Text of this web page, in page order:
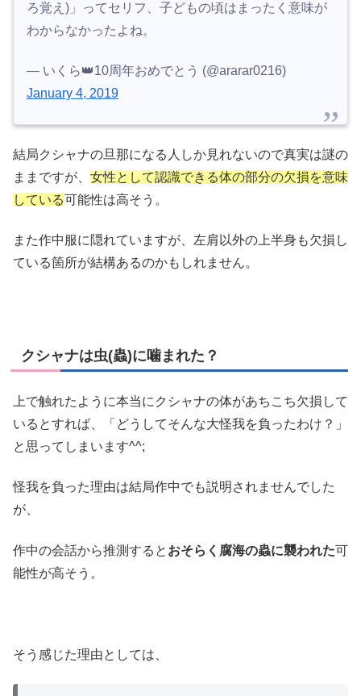
ろ覚え)」ってセリフ、子どもの頃はまったく意味が
わからなかったよね。
— いくら👑10周年おめでとう (@ararar0216)
January 4, 2019
結局クシャナの旦那になる人しか見れないので真実は謎の
ままですが、 女性として認識できる体の部分の欠損を意味
している可能性は高そう。
また作中服に隠れていますが、左肩以外の上半身も欠損し
ている箇所が結構あるのかもしれません。
クシャナは虫(蟲)に噛まれた？
上で触れたように本当にクシャナの体があちこち欠損して
いるとすれば、「どうしてそんな大怪我を負ったわけ？」
と思ってしまいます^^;
怪我を負った理由は結局作中でも説明されませんでした
が、
作中の会話から推測すると おそらく腐海の蟲に襲われた可
能性が高そう。
そう感じた理由としては、